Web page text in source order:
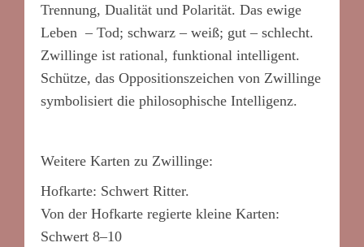
Trennung, Dualität und Polarität. Das ewige
Leben – Tod; schwarz – weiß; gut – schlecht.
Zwillinge ist rational, funktional intelligent.
Schütze, das Oppositionszeichen von Zwillinge
symbolisiert die philosophische Intelligenz.
Weitere Karten zu Zwillinge:
Hofkarte: Schwert Ritter.
Von der Hofkarte regierte kleine Karten:
Schwert 8–10